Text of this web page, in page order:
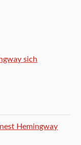
sich
Hemingway